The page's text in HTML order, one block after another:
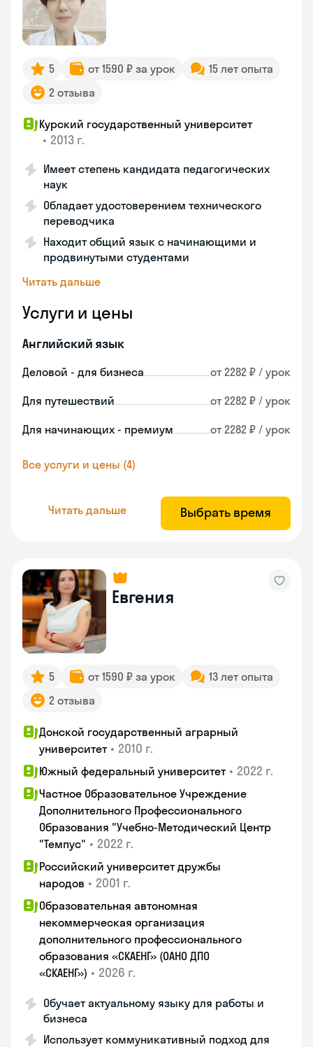
5 от 1590 ₽ за урок
15 лет опыта
2 отзыва
Курский государственный университет
• 2013 г.
Имеет степень кандидата педагогических
наук
Обладает удостоверением технического
переводчика
Находит общий язык с начинающими и
продвинутыми студентами
Читать дальше
Услуги и цены
Английский язык
Деловой - для бизнеса от 2282 ₽ / урок
Для путешествий от 2282 ₽ / урок
Для начинающих - премиум от 2282 ₽ / урок
Все услуги и цены (4)
Читать дальше Выбрать время
Евгения
5 от 1590 ₽ за урок
13 лет опыта
2 отзыва
Донской государственный аграрный
университет • 2010 г.
Южный федеральный университет • 2022 г.
Частное Образовательное Учреждение
Дополнительного Профессионального
Образования "Учебно-Методический Центр
"Темпус" • 2022 г.
Российский университет дружбы
народов • 2001 г.
Образовательная автономная
некоммерческая организация
дополнительного профессионального
образования «СКАЕНГ» (ОАНО ДПО
«СКАЕНГ») • 2026 г.
Обучает актуальному языку для работы и
бизнеса
Использует коммуникативный подход для